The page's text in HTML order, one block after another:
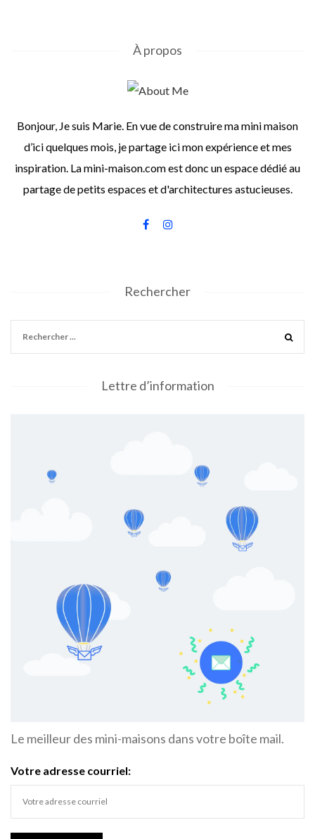
À propos
Bonjour, Je suis Marie. En vue de construire ma mini maison
d’ici quelques mois, je partage ici mon expérience et mes
inspiration. La mini-maison.com est donc un espace dédié au
partage de petits espaces et d'architectures astucieuses.
Rechercher
Lettre d’information
Le meilleur des mini-maisons dans votre boîte mail.
Votre adresse courriel: